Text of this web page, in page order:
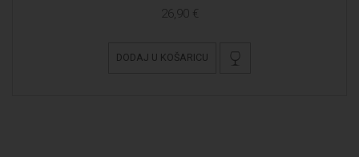
26,90 €
DODAJ U KOŠARICU